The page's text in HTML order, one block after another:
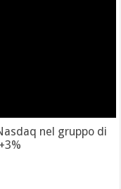
nel gruppo di